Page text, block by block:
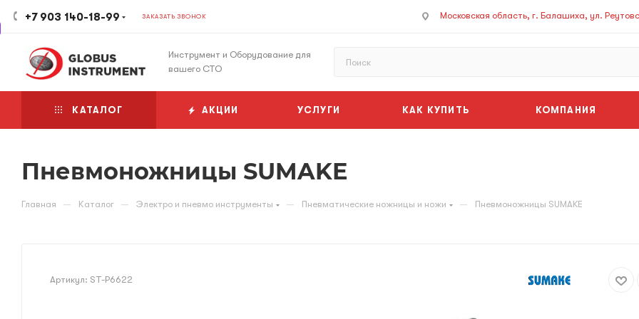
+7 903 140-18-99 ЗАКАЗАТЬ ЗВОНОК Московская область, г. Балашиха, ул.
Инструмент и Оборудование для
вашего СТО
КАТАЛОГ АКЦИИ УСЛУГИ КАК КУПИТЬ КОМПАНИЯ
Пневмоножницы SUMAKE
Главная — Каталог — Электро и пневмо инструменты — Пневматические ножницы и ножи — Пневмоножницы SUMAKE
Артикул: ST-P6622